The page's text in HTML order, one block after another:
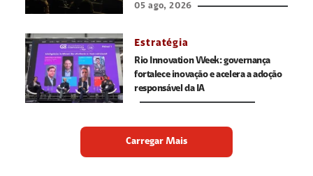
05 ago, 2026
Estratégia
Rio Innovation Week: governança
fortalece inovação e acelera a adoção
responsável da IA
Carregar Mais